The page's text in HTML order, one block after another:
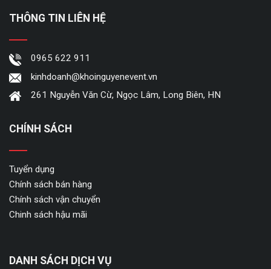
THÔNG TIN LIÊN HỆ
0965 622 911
kinhdoanh@khoinguyenevent.vn
261 Nguyễn Văn Cừ, Ngọc Lâm, Long Biên, HN
CHÍNH SÁCH
Tuyển dụng
Chính sách bán hàng
Chính sách vận chuyển
Chinh sách hậu mãi
DANH SÁCH DỊCH VỤ